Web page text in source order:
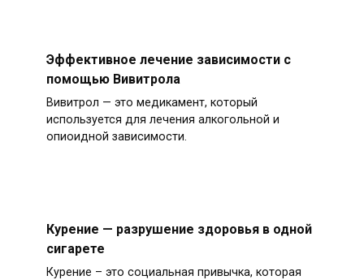
Эффективное лечение зависимости с
помощью Вивитрола
Вивитрол — это медикамент, который
используется для лечения алкогольной и
опиоидной зависимости.
Курение — разрушение здоровья в одной
сигарете
Курение – это социальная привычка, которая